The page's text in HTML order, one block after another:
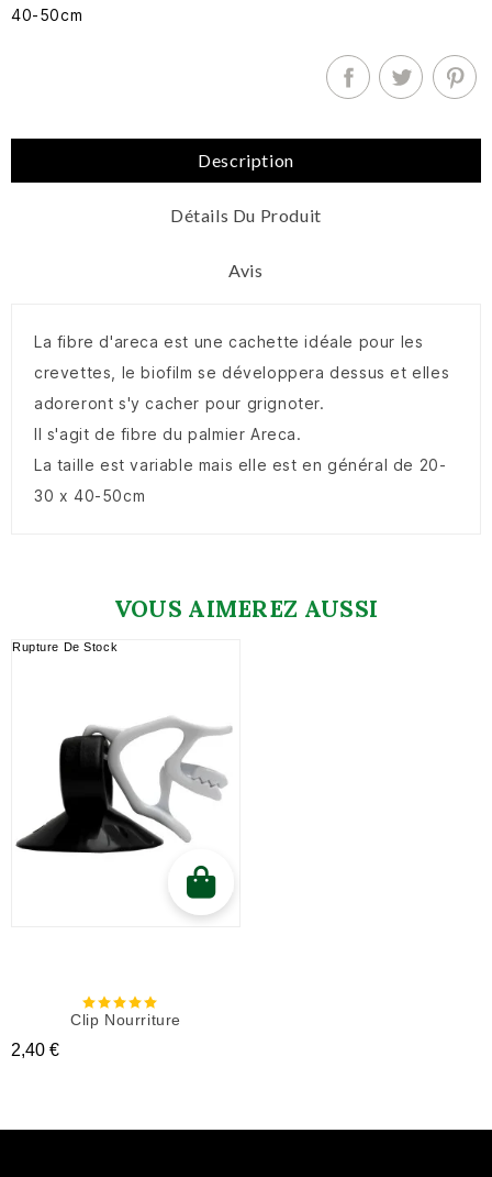
40-50cm
Description
Détails Du Produit
Avis
La fibre d'areca est une cachette idéale pour les
crevettes, le biofilm se développera dessus et elles
adoreront s'y cacher pour grignoter.
Il s'agit de fibre du palmier Areca.
La taille est variable mais elle est en général de 20-
30 x 40-50cm
VOUS AIMEREZ AUSSI
Rupture De Stock
Clip Nourriture
Prix
2,40 €